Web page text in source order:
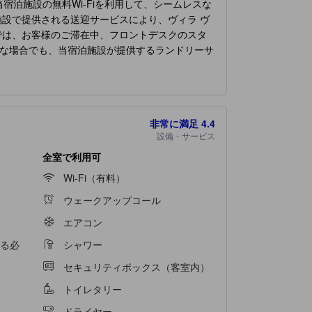
泊施設の無料Wi-Fiを利用して、シームレスな
で提供される送迎サービスにより、ヴィラ ヴ
、お客様のご滞在中、フロントデスクのスタ
場合でも、当宿泊施設が提供するランドリーサ
がすべて揃っているので、のどの渇きを潤す
休暇体験に乗り出しましょう。ご滞在の毎朝
旅が空腹から解放されます！ 当宿泊施設の
コサ ヒストリック ホテル
。当宿泊施設では、プールサイドのバーで心
非常に満足 4.4
設備・サービス
必
全室で利用可
Wi-Fi（有料）
ウェークアップコール
エアコン
シャワー
セキュリティボックス（客室内）
トイレタリー